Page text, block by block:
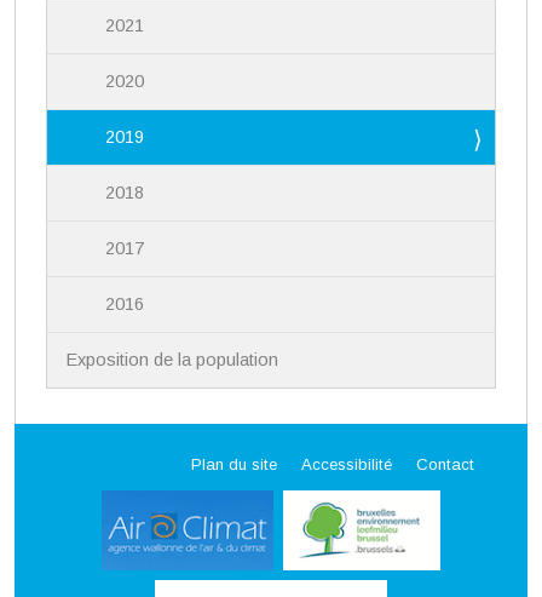
2021
2020
2019
2018
2017
2016
Exposition de la population
Plan du site Accessibilité Contact